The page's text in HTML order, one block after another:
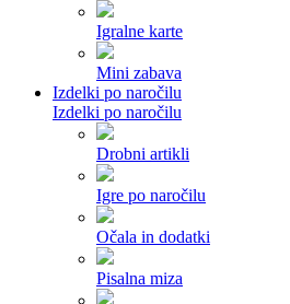
Igralne karte
Mini zabava
Izdelki po naročilu
Izdelki po naročilu
Drobni artikli
Igre po naročilu
Očala in dodatki
Pisalna miza